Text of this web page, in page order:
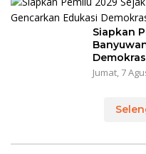
Siapkan
Jumat, 7